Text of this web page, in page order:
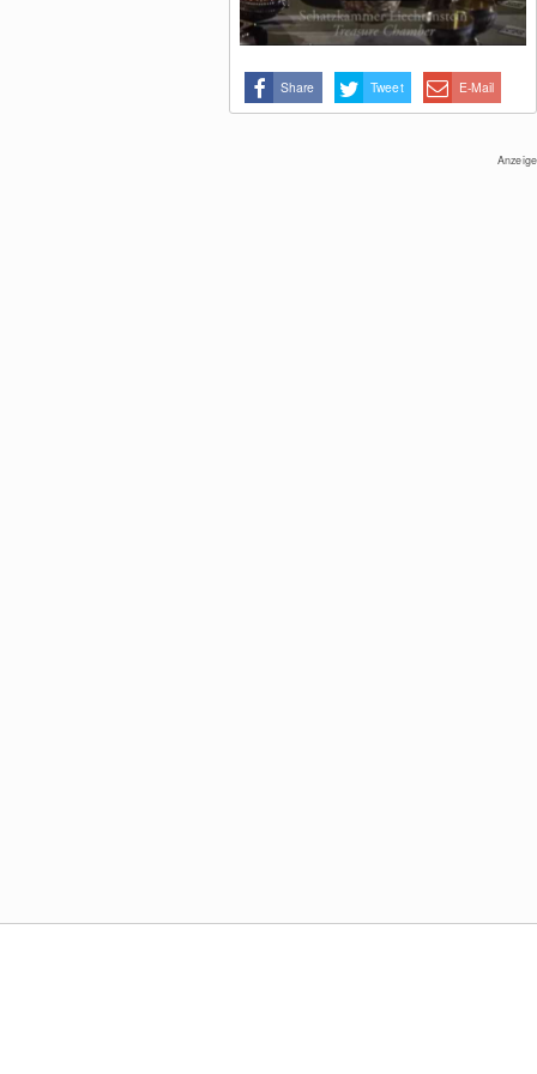
sechstkleinsten Staat der Welt zu
entdecken. Die herrliche Natur lädt zum
Gleitschirmfliegen ein. Daneben lockt die
Hauptstadt Vaduz als kulturelles Zentrum
mit verschiedenen Museen, einem
Share Tweet E-Mail
Anzeige